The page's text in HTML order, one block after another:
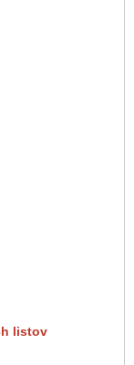
listov